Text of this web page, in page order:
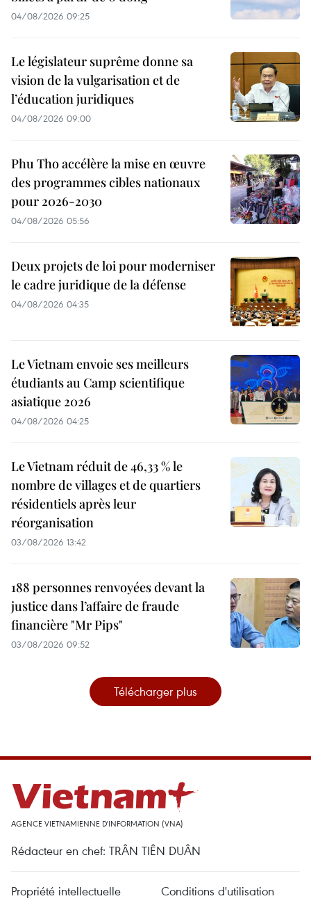
04/08/2026 09:25
Le législateur suprême donne sa
vision de la vulgarisation et de
l’éducation juridiques
04/08/2026 09:00
Phu Tho accélère la mise en œuvre
des programmes cibles nationaux
pour 2026-2030
04/08/2026 05:56
Deux projets de loi pour moderniser
le cadre juridique de la défense
04/08/2026 04:35
Le Vietnam envoie ses meilleurs
étudiants au Camp scientifique
asiatique 2026
04/08/2026 04:25
Le Vietnam réduit de 46,33 % le
nombre de villages et de quartiers
résidentiels après leur
réorganisation
03/08/2026 13:42
188 personnes renvoyées devant la
justice dans l’affaire de fraude
financière "Mr Pips"
03/08/2026 09:52
Télécharger plus
AGENCE VIETNAMIENNE D'INFORMATION (VNA)
Rédacteur en chef: TRÂN TIÊN DUÂN
Propriété intellectuelle
Conditions d'utilisation